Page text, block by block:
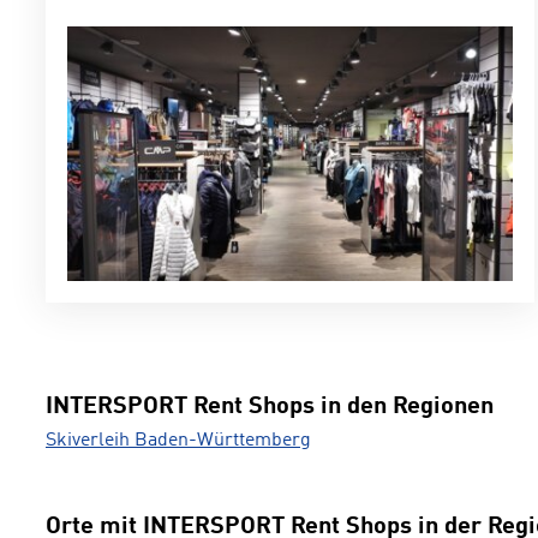
INTERSPORT Rent Shops in den Regionen
Skiverleih Baden-Württemberg
Orte mit INTERSPORT Rent Shops in der